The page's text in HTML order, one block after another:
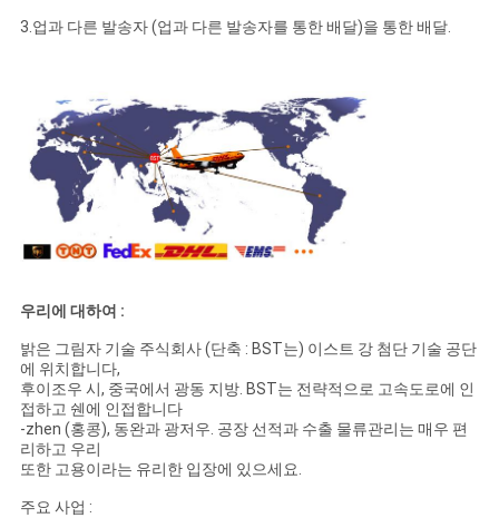
3.업과 다른 발송자 (업과 다른 발송자를 통한 배달)을 통한 배달.
우리에 대하여 :
밝은 그림자 기술 주식회사 (단축 : BST는) 이스트 강 첨단 기술 공단
에 위치합니다,
후이조우 시, 중국에서 광동 지방. BST는 전략적으로 고속도로에 인
접하고 쉔에 인접합니다
-zhen (홍콩), 동완과 광저우. 공장 선적과 수출 물류관리는 매우 편
리하고 우리
또한 고용이라는 유리한 입장에 있으세요.
주요 사업 :